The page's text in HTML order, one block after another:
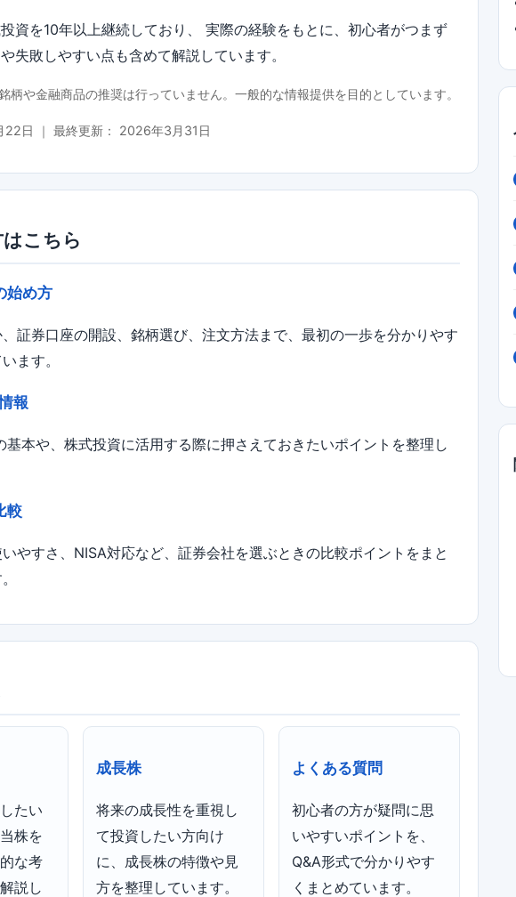
資を10年以上継続しており、 実際の経験をもとに、初心者がつまず
失敗しやすい点も含めて解説しています。
柄や金融商品の推奨は行っていません。一般的な情報提供を目的としています。
22日 ｜ 最終更新： 2026年3月31日
こちら
始め方
証券口座の開設、銘柄選び、注文方法まで、最初の一歩を分かりやす
ます。
報
基本や、株式投資に活用する際に押さえておきたいポイントを整理し
較
やすさ、NISA対応など、証券会社を選ぶときの比較ポイントをまと
たい
株を
な考
説し
成長株
将来の成長性を重視し
て投資したい方向け
に、成長株の特徴や見
方を整理しています。
よくある質問
初心者の方が疑問に思
いやすいポイントを、
Q&A形式で分かりやす
くまとめています。